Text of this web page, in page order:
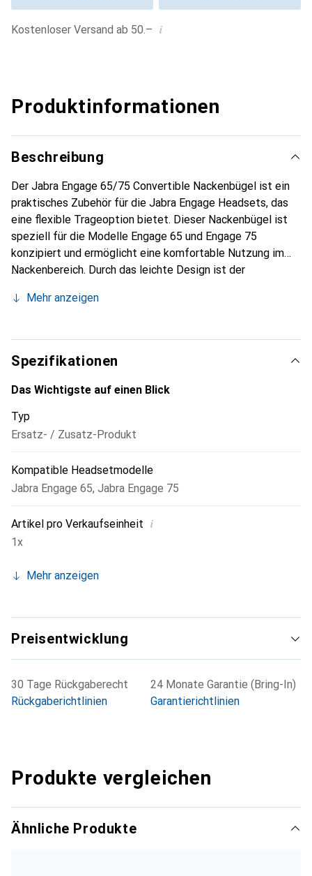
Kostenloser Versand ab 50.– i
Produktinformationen
Beschreibung
Der Jabra Engage 65/75 Convertible Nackenbügel ist ein
praktisches Zubehör für die Jabra Engage Headsets, das
eine flexible Trageoption bietet. Dieser Nackenbügel ist
speziell für die Modelle Engage 65 und Engage 75
konzipiert und ermöglicht eine komfortable Nutzung im
Nackenbereich. Durch das leichte Design ist der
beide Ohren, was eine individuelle Anpassung an die
Nackenbügel ist in klassischem Schwarz gehalten und
ergänzt die Funktionalität der Engage Headsets, indem er
eine zusätzliche Trageform bietet, die besonders bei
längeren Tragezeiten von Vorteil ist. Dieses Zubehör ist
während sie ihre Headsets nutzen.
Mehr anzeigen
Spezifikationen
Das Wichtigste auf einen Blick
Typ
Ersatz- / Zusatz-Produkt
Kompatible Headsetmodelle
Jabra Engage 65, Jabra Engage 75
Artikel pro Verkaufseinheit i
1x
Mehr anzeigen
Preisentwicklung
30 Tage Rückgaberecht
Rückgaberichtlinien
24 Monate Garantie (Bring-In)
Garantierichtlinien
Produkte vergleichen
Ähnliche Produkte